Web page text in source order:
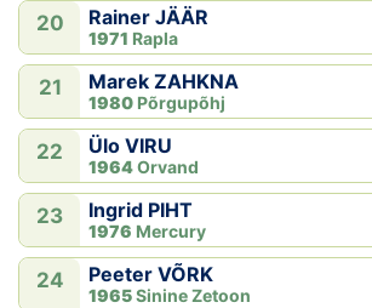
20 Rainer JÄÄR
1971 Rapla
21 Marek ZAHKNA
1980 Põrgupõhj
22 Ülo VIRU
1964Orvand
23 Ingrid PIHT
1976 Mercury
24 Peeter VÕRK
1965Sinine Zetoon